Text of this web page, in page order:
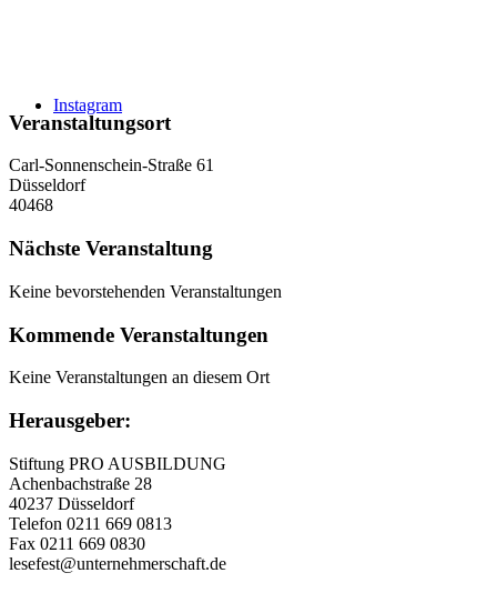
Instagram
Veranstaltungsort
Carl-Sonnenschein-Straße 61
Düsseldorf
40468
Nächste Veranstaltung
Keine bevorstehenden Veranstaltungen
Kommende Veranstaltungen
Keine Veranstaltungen an diesem Ort
Herausgeber:
Stiftung PRO AUSBILDUNG
Achenbachstraße 28
40237 Düsseldorf
Telefon 0211 669 0813
Fax 0211 669 0830
lesefest@unternehmerschaft.de